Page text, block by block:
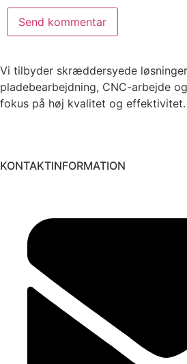
Vi tilbyder skræddersyede
pladebearbejdning, CNC-arbejde
fokus på høj kvalitet og effektivitet.
KONTAKTINFORMATION